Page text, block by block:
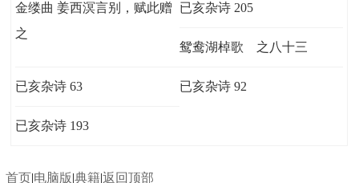
金缕曲 姜西溟言别，赋此赠
之
已亥杂诗 205
鸳鸯湖棹歌 之八十三
已亥杂诗 63 已亥杂诗 92
已亥杂诗 193
首页|电脑版|典籍|返回顶部